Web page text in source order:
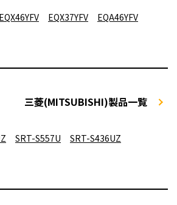
EQX37YFV EQA46YFV
三菱(MITSUBISHI)製品一覧
SRT-S557U SRT-S436UZ